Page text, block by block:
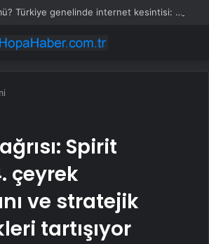
Türknet çöktü mü? Türkiye genelinde internet kesintisi: Binlerce kullanıcı erişemiyor
Spirit
çeyrek
ve stratejik
tartışıyor